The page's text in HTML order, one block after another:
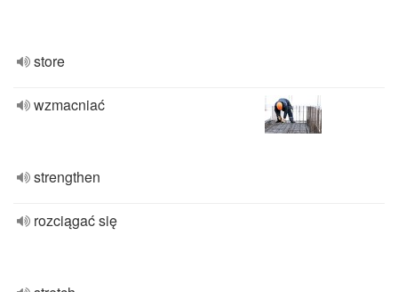
store
wzmacniać
strengthen
rozciągać się